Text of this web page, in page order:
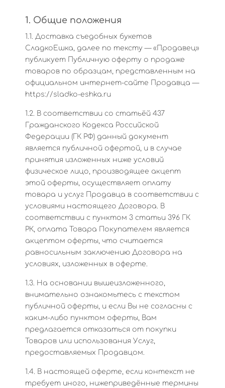
1. Общие положения
1.1. Доставка съедобных букетов
СладкоЕшка, далее по тексту — «Продавец»
публикует Публичную оферту о продаже
товаров по образцам, представленным на
официальном интернет-сайте Продавца —
https://sladko-eshka.ru
1.2. В соответствии со статьёй 437
Гражданского Кодекса Российской
Федерации (ГК РФ) данный документ
является публичной офертой, и в случае
принятия изложенных ниже условий
физическое лицо, производящее акцепт
этой оферты, осуществляет оплату
товара и услуг Продавца в соответствии с
условиями настоящего Договора. В
соответствии с пунктом 3 статьи 396 ГК
РК, оплата Товара Покупателем является
акцептом оферты, что считается
равносильным заключению Договора на
условиях, изложенных в оферте.
1.3. На основании вышеизложенного,
внимательно ознакомьтесь с текстом
публичной оферты, и если Вы не согласны с
каким-либо пунктом оферты, Вам
предлагается отказаться от покупки
Товаров или использования Услуг,
предоставляемых Продавцом.
1.4. В настоящей оферте, если контекст не
требует иного, нижеприведённые термины